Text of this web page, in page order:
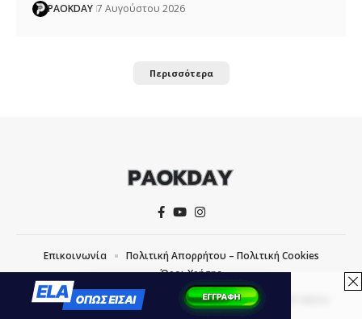
PAOKDAY 7 Αυγούστου 2026
Περισσότερα
COPYRIGHT © 2026 PAOKDAY | CREATED WITH
Επικοινωνία
Πολιτική Απορρήτου – Πολιτική Cookies
Όροι Χρήσης